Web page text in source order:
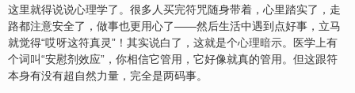
这里就得说说心理学了。很多人买完符咒随身带着，心里踏实了，走
路都注意安全了，做事也更用心了——然后生活中遇到点好事，立马
就觉得“哎呀这符真灵”！其实说白了，这就是个心理暗示。医学上有
个词叫“安慰剂效应”，你相信它管用，它好像就真的管用。但这跟符
本身有没有超自然力量，完全是两码事。